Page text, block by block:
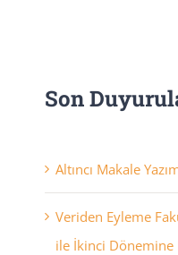
Son
Altıncı Makale
Veriden Eyleme
ile İkinci Dönemine